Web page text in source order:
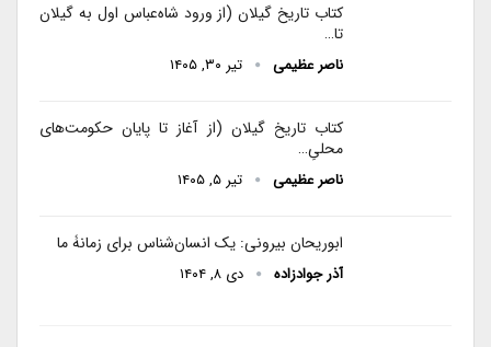
کتاب تاریخ گیلان (از ورود شاه‌عباس اول به گیلان
تا…
ناصر عظیمی تیر ۳۰, ۱۴۰۵
کتاب تاریخ گیلان (از آغاز تا پایان حکومت‌های
محلیِ…
ناصر عظیمی تیر ۵, ۱۴۰۵
ابوریحان بیرونی: یک انسان‌شناس برای زمانۀ ما
آذر جوادزاده دی ۸, ۱۴۰۴